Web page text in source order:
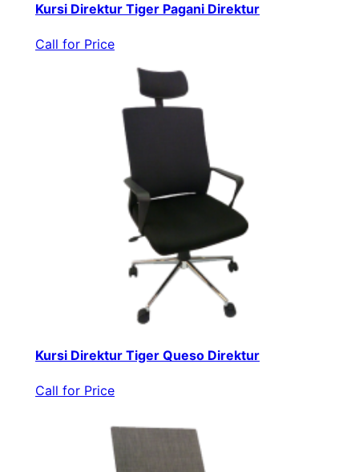
Kursi Direktur Tiger Pagani Direktur
Call for Price
Kursi Direktur Tiger Queso Direktur
Call for Price